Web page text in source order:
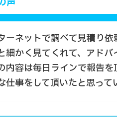
ーネットで調べて見積り依
細かく見てくれて、アドバ
内容は毎日ラインで報告を
仕事をして頂いたと思って